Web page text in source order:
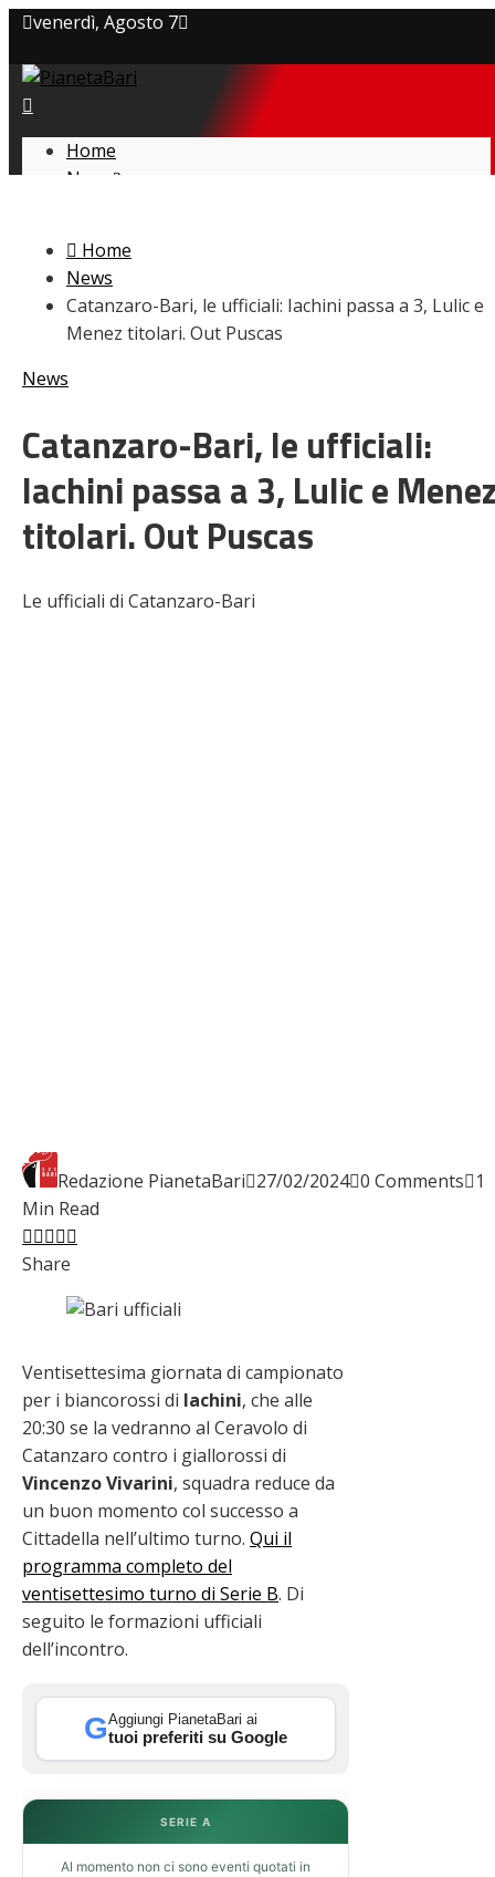
venerdì, Agosto 7
Privacy policy
Cookie Policy
Home
News
L’avversario
Giovanili
Le pagelle
Interviste
Focus
Video
Home
News
Catanzaro-Bari, le ufficiali: Iachini passa a 3, Lulic e
Menez titolari. Out Puscas
News
Catanzaro-Bari, le ufficiali:
Iachini passa a 3, Lulic e
titolari. Out Puscas
Le ufficiali di Catanzaro-Bari
Redazione PianetaBari 27/02/2024 0 Comments 1
Min Read
Facebook
Twitter
LinkedIn
Pinterest
Stumbleupon
Share
Ventisettesima giornata di campionato
per i biancorossi di Iachini, che alle
20:30 se la vedranno al Ceravolo di
Catanzaro contro i giallorossi di
Vincenzo Vivarini, squadra reduce da
un buon momento col successo a
Cittadella nell’ultimo turno. Qui il
programma completo del
ventisettesimo turno di Serie B. Di
seguito le formazioni ufficiali
dell’incontro.
GAggiungi PianetaBari ai
tuoi preferiti su Google
SERIE A
Al momento non ci sono eventi quotati in